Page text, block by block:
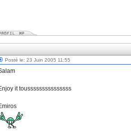
Posté le: 23 Juin 2005 11:55
it tousssssssssssssss